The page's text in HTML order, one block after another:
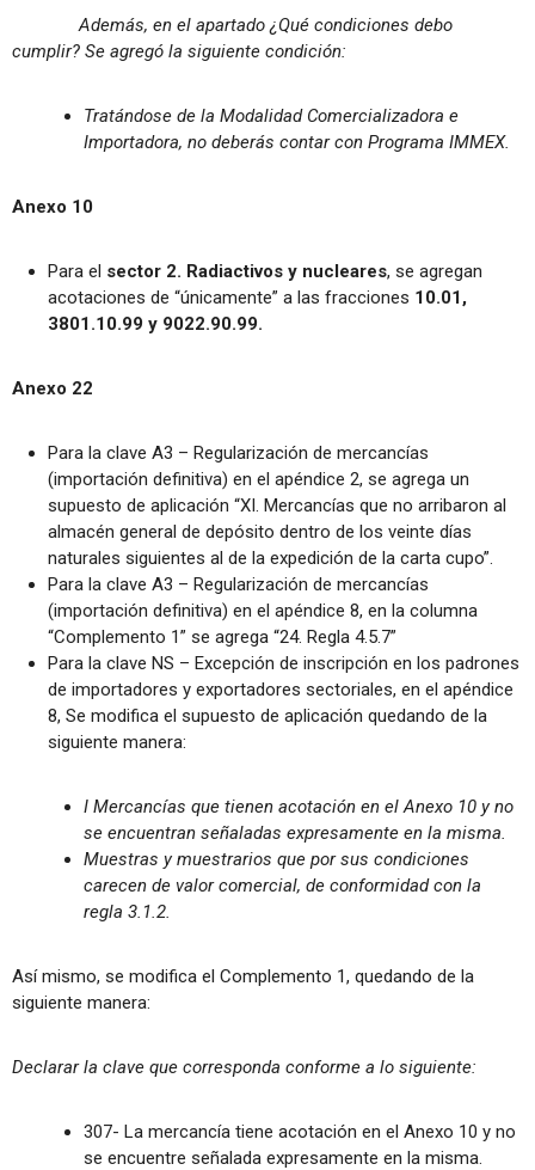
Además, en el apartado ¿Qué condiciones debo
cumplir? Se agregó la siguiente condición:
Tratándose de la Modalidad Comercializadora e
Importadora, no deberás contar con Programa IMMEX.
Anexo 10
Para el sector 2. Radiactivos y nucleares, se agregan
acotaciones de “únicamente” a las fracciones 10.01,
3801.10.99 y 9022.90.99.
Anexo 22
Para la clave A3 – Regularización de mercancías
(importación definitiva) en el apéndice 2, se agrega un
supuesto de aplicación “XI. Mercancías que no arribaron al
almacén general de depósito dentro de los veinte días
naturales siguientes al de la expedición de la carta cupo”.
Para la clave A3 – Regularización de mercancías
(importación definitiva) en el apéndice 8, en la columna
“Complemento 1” se agrega “24. Regla 4.5.7”
Para la clave NS – Excepción de inscripción en los padrones
de importadores y exportadores sectoriales, en el apéndice
8, Se modifica el supuesto de aplicación quedando de la
siguiente manera:
I Mercancías que tienen acotación en el Anexo 10 y no
se encuentran señaladas expresamente en la misma.
Muestras y muestrarios que por sus condiciones
carecen de valor comercial, de conformidad con la
regla 3.1.2.
Así mismo, se modifica el Complemento 1, quedando de la
siguiente manera:
Declarar la clave que corresponda conforme a lo siguiente:
307- La mercancía tiene acotación en el Anexo 10 y no
se encuentre señalada expresamente en la misma.